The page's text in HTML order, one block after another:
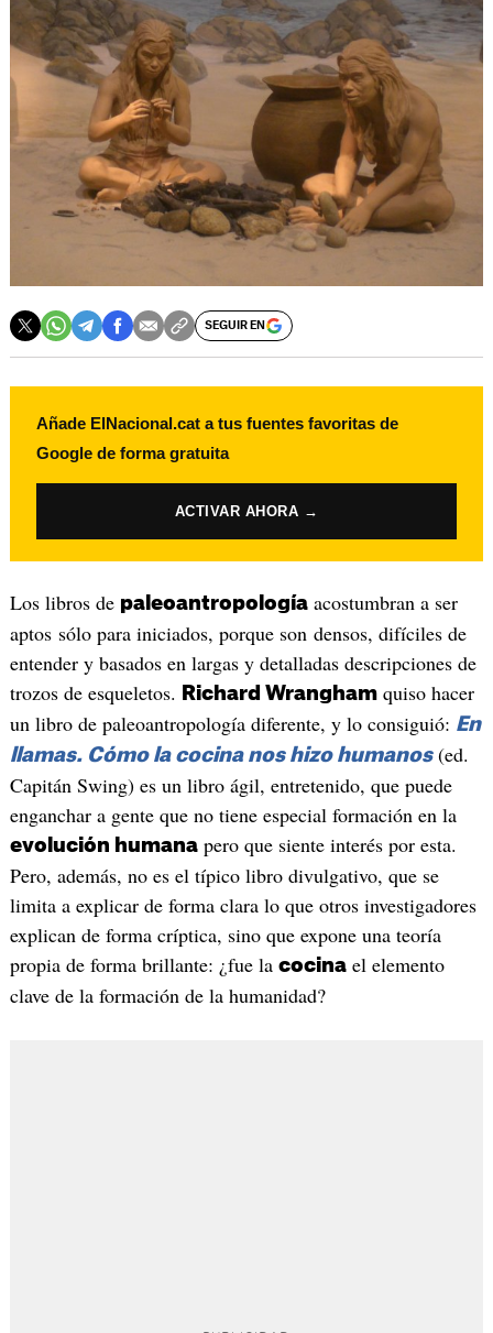
SEGUIR EN
Añade ElNacional.cat a tus fuentes favoritas de
Google de forma gratuita
ACTIVAR AHORA →
Los libros de paleoantropologíaacostumbran a ser
aptos sólo para iniciados, porque son densos, difíciles de
entender y basados en largas y detalladas descripciones de
trozos de esqueletos.
Richard Wranghamquiso hacer
un libro de paleoantropología diferente, y lo consiguió: En
llamas. Cómo la cocina nos hizo humanos(ed.
Capitán Swing) es un libro ágil, entretenido, que puede
enganchar a gente que no tiene especial formación en la
evolución humanapero que siente interés por esta.
Pero, además, no es el típico libro divulgativo, que se
limita a explicar de forma clara lo que otros investigadores
explican de forma críptica, sino que expone una teoría
propia de forma brillante: ¿fue la cocinael elemento
clave de la formación de la humanidad?